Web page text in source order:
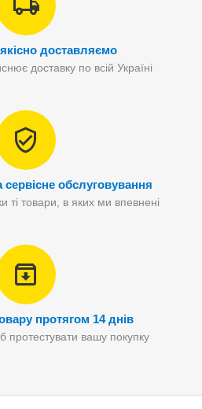
доставляємо
доставку по всій Україні
сервісне обслуговування
ті товари, в яких ми впевнені
протягом 14 днів
протестувати вашу покупку